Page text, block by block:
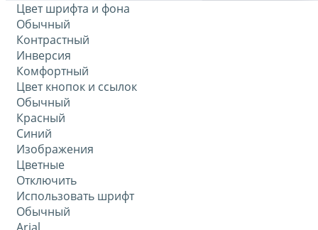
Цвет шрифта и фона
Обычный
Контрастный
Инверсия
Комфортный
Цвет кнопок и ссылок
Обычный
Красный
Синий
Изображения
Цветные
Отключить
Использовать шрифт
Обычный